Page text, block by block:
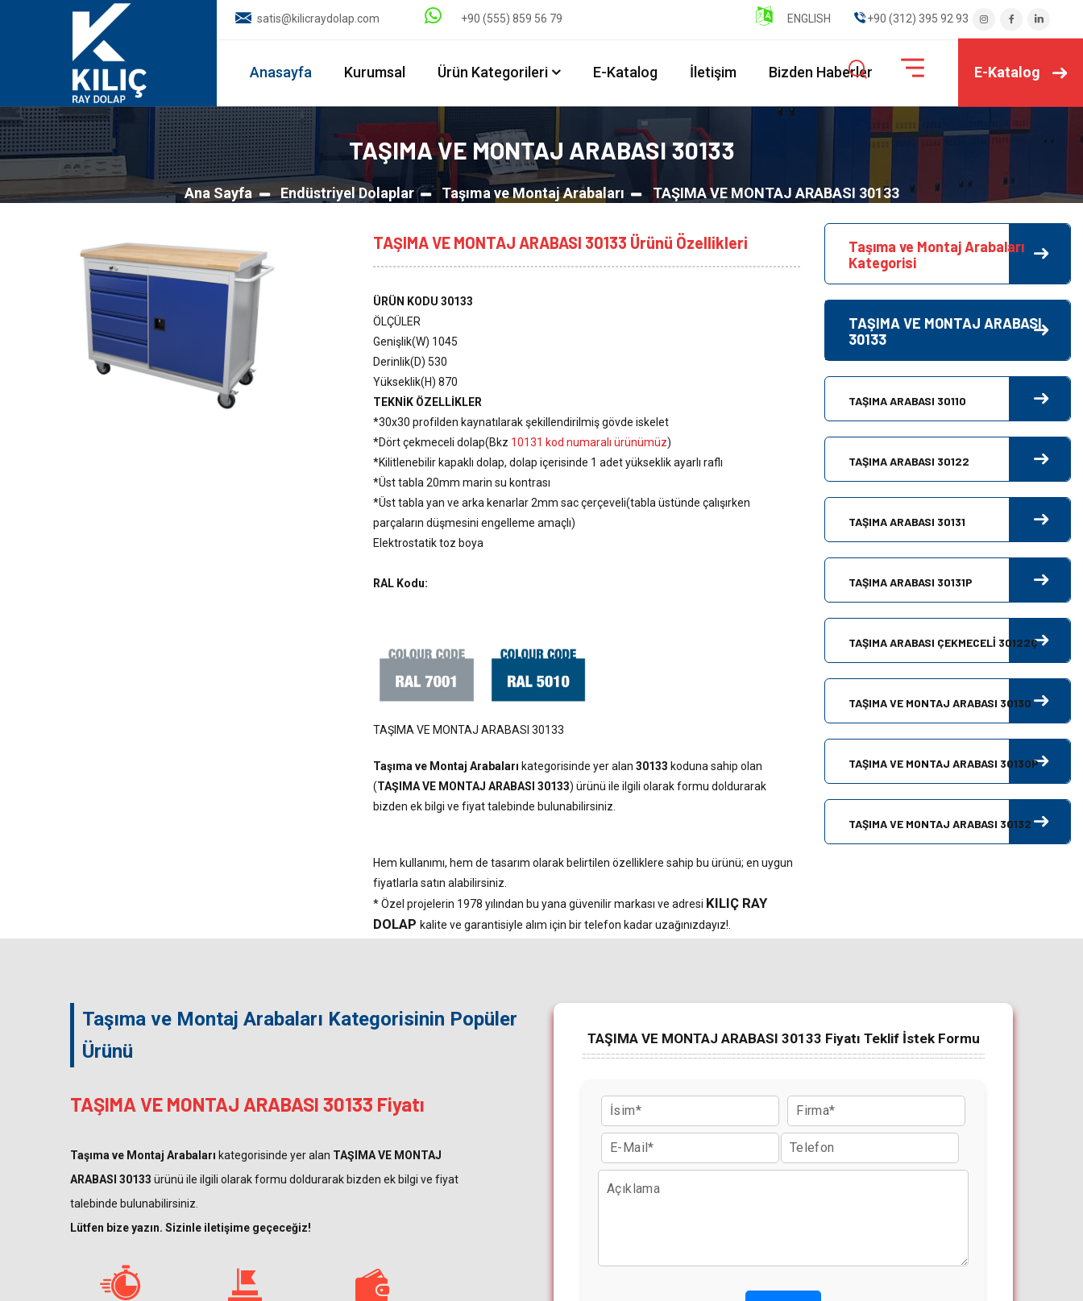
satis@kilicraydolap.com +90 (555) 859 56 79 ENGLISH " ".+90 (312) 395 92 93
Anasayfa Kurumsal Ürün Kategorileri E-Katalog İletişim Bizden Haberler E-Katalog
TAŞIMA VE MONTAJ ARABASI 30133
Ana Sayfa Endüstriyel Dolaplar Taşıma ve Montaj Arabaları TAŞIMA VE MONTAJ ARABASI 30133
TAŞIMA VE MONTAJ ARABASI 30133 Ürünü Özellikleri
ÜRÜN KODU 30133
ÖLÇÜLER
Genişlik(W) 1045
Derinlik(D) 530
Yükseklik(H) 870
TEKNİK ÖZELLİKLER
*30x30 profilden kaynatılarak şekillendirilmiş gövde iskelet
*Dört çekmeceli dolap(Bkz 10131 kod numaralı ürünümüz)
*Kilitlenebilir kapaklı dolap, dolap içerisinde 1 adet yükseklik ayarlı raflı
*Üst tabla 20mm marin su kontrası
*Üst tabla yan ve arka kenarlar 2mm sac çerçeveli(tabla üstünde çalışırken
parçaların düşmesini engelleme amaçlı)
Elektrostatik toz boya
RAL Kodu:
TAŞIMA VE MONTAJ ARABASI 30133
Taşıma ve Montaj Arabaları kategorisinde yer alan 30133 koduna sahip olan
(TAŞIMA VE MONTAJ ARABASI 30133) ürünü ile ilgili olarak formu doldurarak
bizden ek bilgi ve fiyat talebinde bulunabilirsiniz.
Hem kullanımı, hem de tasarım olarak belirtilen özelliklere sahip bu ürünü; en uygun
fiyatlarla satın alabilirsiniz.
* Özel projelerin 1978 yılından bu yana güvenilir markası ve adresi KILIÇ RAY
DOLAP kalite ve garantisiyle alım için bir telefon kadar uzağınızdayız!.
Taşıma ve Montaj Arabaları
Kategorisi
TAŞIMA VE MONTAJ ARABASI
30133
TAŞIMA ARABASI 30110
TAŞIMA ARABASI 30122
TAŞIMA ARABASI 30131
TAŞIMA ARABASI 30131P
TAŞIMA ARABASI ÇEKMECELİ 30122Ç
TAŞIMA VE MONTAJ ARABASI 30130
TAŞIMA VE MONTAJ ARABASI 30130P
TAŞIMA VE MONTAJ ARABASI 30132
Taşıma ve Montaj Arabaları Kategorisinin Popüler
Ürünü
TAŞIMA VE MONTAJ ARABASI 30133 Fiyatı
Taşıma ve Montaj Arabaları kategorisinde yer alan TAŞIMA VE MONTAJ
ARABASI 30133 ürünü ile ilgili olarak formu doldurarak bizden ek bilgi ve fiyat
talebinde bulunabilirsiniz.
Lütfen bize yazın. Sizinle iletişime geçeceğiz!
TAŞIMA VE MONTAJ ARABASI 30133 Fiyatı Teklif İstek Formu